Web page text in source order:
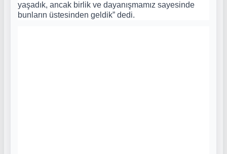
yaşadık, ancak birlik ve dayanışmamız sayesinde
bunların üstesinden geldik” dedi.